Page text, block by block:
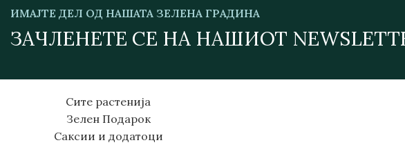
ИМАЈТЕ ДЕЛ ОД НАШАТА ЗЕЛЕНА ГРАДИНА
ЗАЧЛЕНЕТЕ СЕ НА НАШИОТ
Сите растенија
Зелен Подарок
Саксии и додатоци